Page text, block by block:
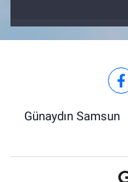
Günaydın Samsun